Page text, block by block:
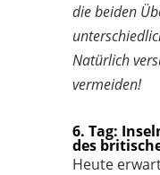
die beiden
Natürlich
vermeiden!
6. Tag:
des
Heute